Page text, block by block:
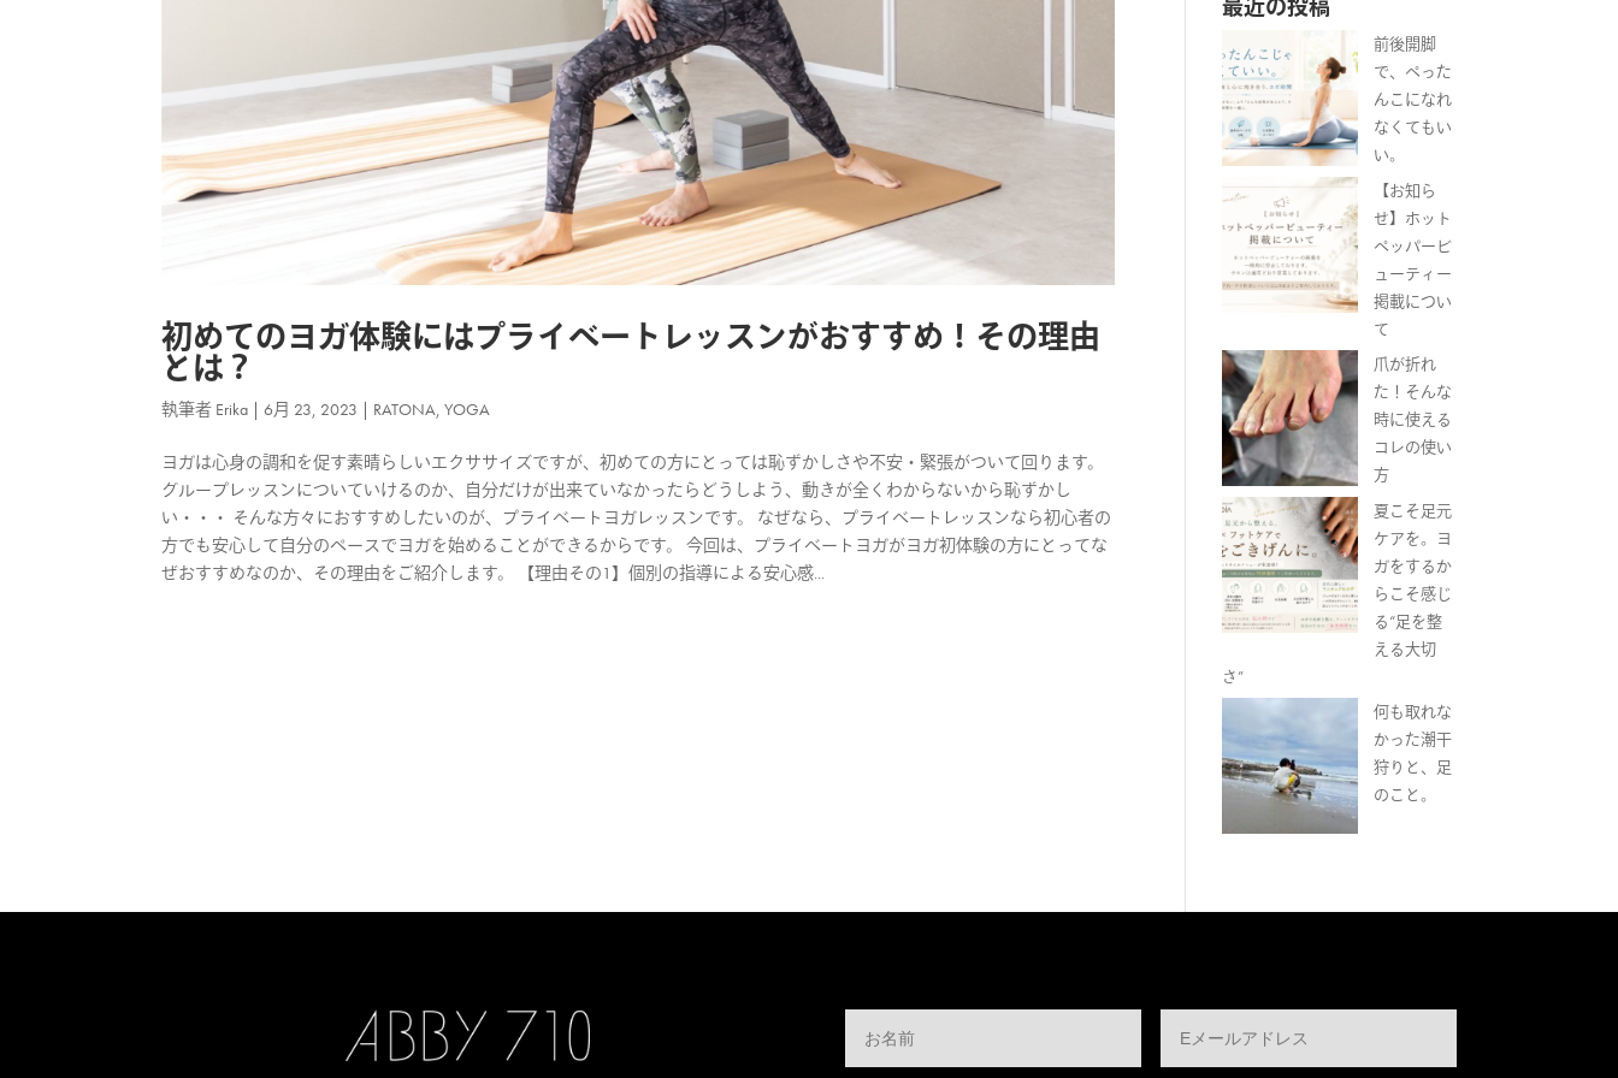
初めてのヨガ体験にはプライベートレッスンがおすすめ！その理由
とは？
執筆者 Erika |6月 23, 2023 | RATONA,YOGA
ヨガは心身の調和を促す素晴らしいエクササイズですが、初めての方にとっては恥ずかしさや不安・緊張がついて回ります。
グループレッスンについていけるのか、自分だけが出来ていなかったらどうしよう、動きが全くわからないから恥ずかし
い・・・ そんな方々におすすめしたいのが、プライベートヨガレッスンです。 なぜなら、プライベートレッスンなら初心者の
方でも安心して自分のペースでヨガを始めることができるからです。 今回は、プライベートヨガがヨガ初体験の方にとってな
ぜおすすめなのか、その理由をご紹介します。 【理由その1】個別の指導による安心感...
最近の投稿
前後開脚
で、ぺった
んこになれ
なくてもい
い。
【お知ら
せ】ホット
ペッパービ
ューティー
掲載につい
て
爪が折れ
た！そんな
時に使える
コレの使い
方
夏こそ足元
ケアを。ヨ
ガをするか
らこそ感じ
る“足を整
える大切
さ”
何も取れな
かった潮干
狩りと、足
のこと。